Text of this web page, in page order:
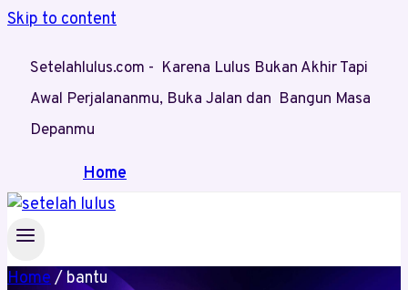
Skip to content
Setelahlulus.com - Karena Lulus Bukan Akhir Tapi
Awal Perjalananmu, Buka Jalan dan Bangun Masa
Depanmu
Home
Home/ bantu